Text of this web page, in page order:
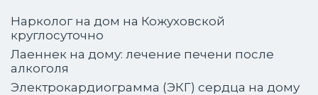
Нарколог на дом на Кожуховской
круглосуточно
Лаеннек на дому: лечение печени после
алкоголя
Электрокардиограмма (ЭКГ) сердца на дому